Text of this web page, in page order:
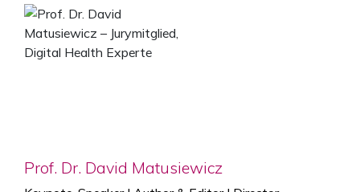
Prof. Dr. David Matusiewicz